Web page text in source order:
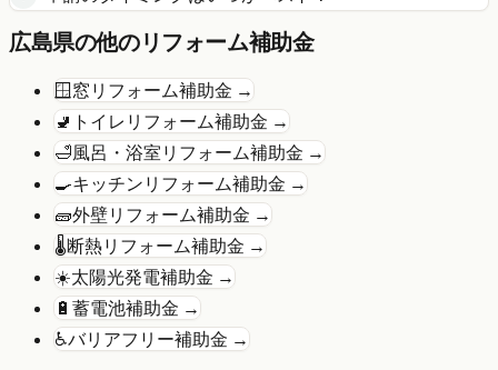
広島県の他のリフォーム補助金
🪟 窓リフォーム補助金 →
🚽 トイレリフォーム補助金 →
🛁風呂・浴室リフォーム補助金 →
🍳キッチンリフォーム補助金 →
🧱外壁リフォーム補助金 →
🌡️断熱リフォーム補助金 →
☀️太陽光発電補助金 →
🔋 蓄電池補助金 →
♿バリアフリー補助金 →